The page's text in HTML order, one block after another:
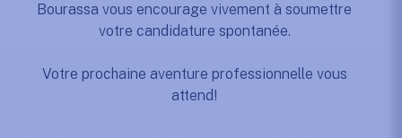
Bourassa vous encourage vivement à soumettre
votre candidature spontanée.
Votre prochaine aventure professionnelle vous
attend!